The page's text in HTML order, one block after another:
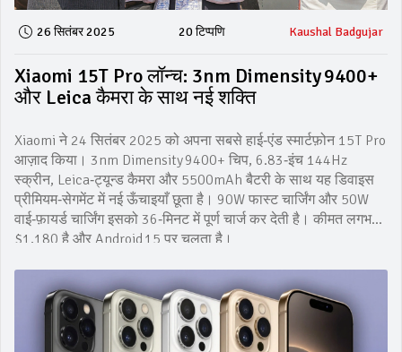
26 सितंबर 2025 20 टिप्पणि Kaushal Badgujar
Xiaomi 15T Pro लॉन्च: 3nm Dimensity 9400+
और Leica कैमरा के साथ नई शक्ति
Xiaomi ने 24 सितंबर 2025 को अपना सबसे हाई‑एंड स्मार्टफ़ोन 15T Pro
आज़ाद किया। 3nm Dimensity 9400+ चिप, 6.83‑इंच 144Hz
स्क्रीन, Leica‑ट्यून्ड कैमरा और 5500mAh बैटरी के साथ यह डिवाइस
प्रीमियम‑सेगमेंट में नई ऊँचाइयाँ छूता है। 90W फास्‍ट चार्जिंग और 50W
वाई‑फ़ायर्ड चार्जिंग इसको 36‑मिनट में पूर्ण चार्ज कर देती है। कीमत लगभग
$1,180 है और Android 15 पर चलता है।